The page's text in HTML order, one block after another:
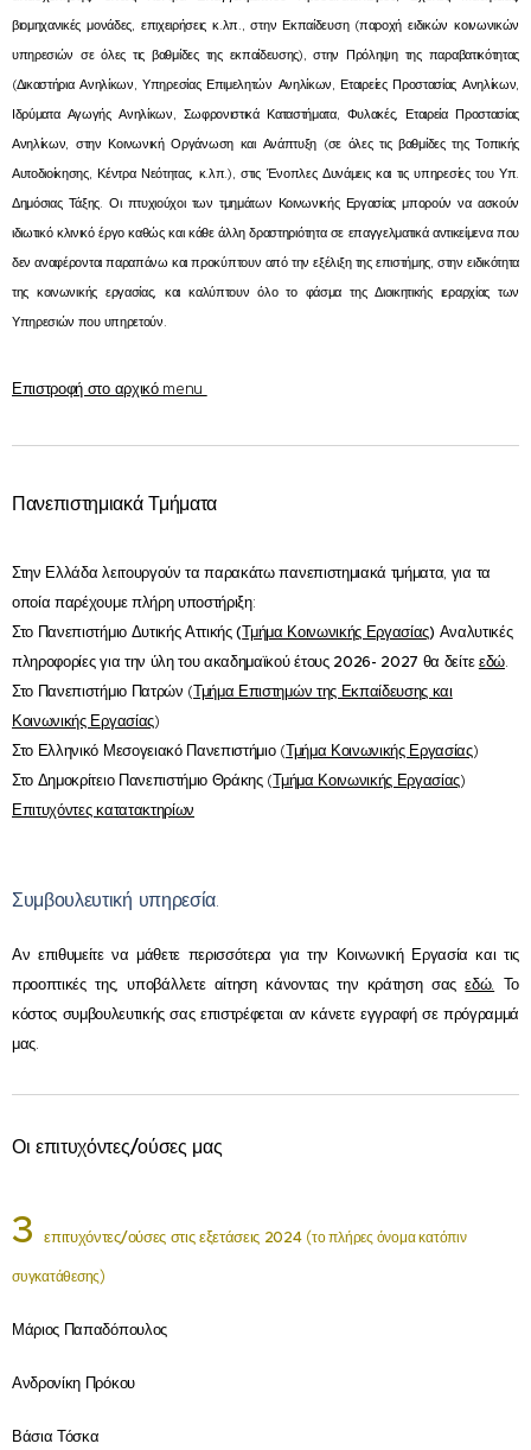
βιομηχανικές μονάδες, επιχειρήσεις κ.λπ., στην Εκπαίδευση (παροχή ειδικών κοινωνικών
υπηρεσιών σε όλες τις βαθμίδες της εκπαίδευσης), στην Πρόληψη της παραβατικότητας
(Δικαστήρια Ανηλίκων, Υπηρεσίας Επιμελητών Ανηλίκων, Εταιρείες Προστασίας Ανηλίκων,
Ιδρύματα Αγωγής Ανηλίκων, Σωφρονιστικά Καταστήματα, Φυλακές, Εταιρεία Προστασίας
Ανηλίκων, στην Κοινωνική Οργάνωση και Ανάπτυξη (σε όλες τις βαθμίδες της Τοπικής
Αυτοδιοίκησης, Κέντρα Νεότητας, κ.λπ.), στις Ένοπλες Δυνάμεις και τις υπηρεσίες του Υπ.
Δημόσιας Τάξης. Οι πτυχιούχοι των τμημάτων Κοινωνικής Εργασίας μπορούν να ασκούν
ιδιωτικό κλινικό έργο καθώς και κάθε άλλη δραστηριότητα σε επαγγελματικά αντικείμενα που
δεν αναφέρονται παραπάνω και προκύπτουν από την εξέλιξη της επιστήμης, στην ειδικότητα
της κοινωνικής εργασίας, και καλύπτουν όλο το φάσμα της Διοικητικής ιεραρχίας των
Υπηρεσιών που υπηρετούν.
Επιστροφή στο αρχικό menu
Πανεπιστημιακά Τμήματα
Στην Ελλάδα λειτουργούν τα παρακάτω πανεπιστημιακά τμήματα, για τα
οποία παρέχουμε πλήρη υποστήριξη:
Στο Πανεπιστήμιο Δυτικής Αττικής (Τμήμα Κοινωνικής Εργασίας) Αναλυτικές
πληροφορίες για την ύλη του ακαδημαϊκού έτους 2026- 2027 θα δείτε εδώ.
Στο Πανεπιστήμιο Πατρών (Τμήμα Επιστημών της Εκπαίδευσης και
Κοινωνικής Εργασίας)
Στο Ελληνικό Μεσογειακό Πανεπιστήμιο (Τμήμα Κοινωνικής Εργασίας)
Στο Δημοκρίτειο Πανεπιστήμιο Θράκης (Τμήμα Κοινωνικής Εργασίας)
Επιτυχόντες κατατακτηρίων
Συμβουλευτική υπηρεσία.
Αν επιθυμείτε να μάθετε περισσότερα για την Κοινωνική Εργασία και τις
προοπτικές της, υποβάλλετε αίτηση κάνοντας την κράτηση σαςεδώ. Το
κόστος συμβουλευτικής σας επιστρέφεται αν κάνετε εγγραφή σε πρόγραμμά
μας.
Οι επιτυχόντες/ούσες μας
3επιτυχόντες/ούσες στις εξετάσεις 2024 (το πλήρες όνομα κατόπιν
συγκατάθεσης)
Μάριος Παπαδόπουλος
Ανδρονίκη Πρόκου
Βάσια Τόσκα